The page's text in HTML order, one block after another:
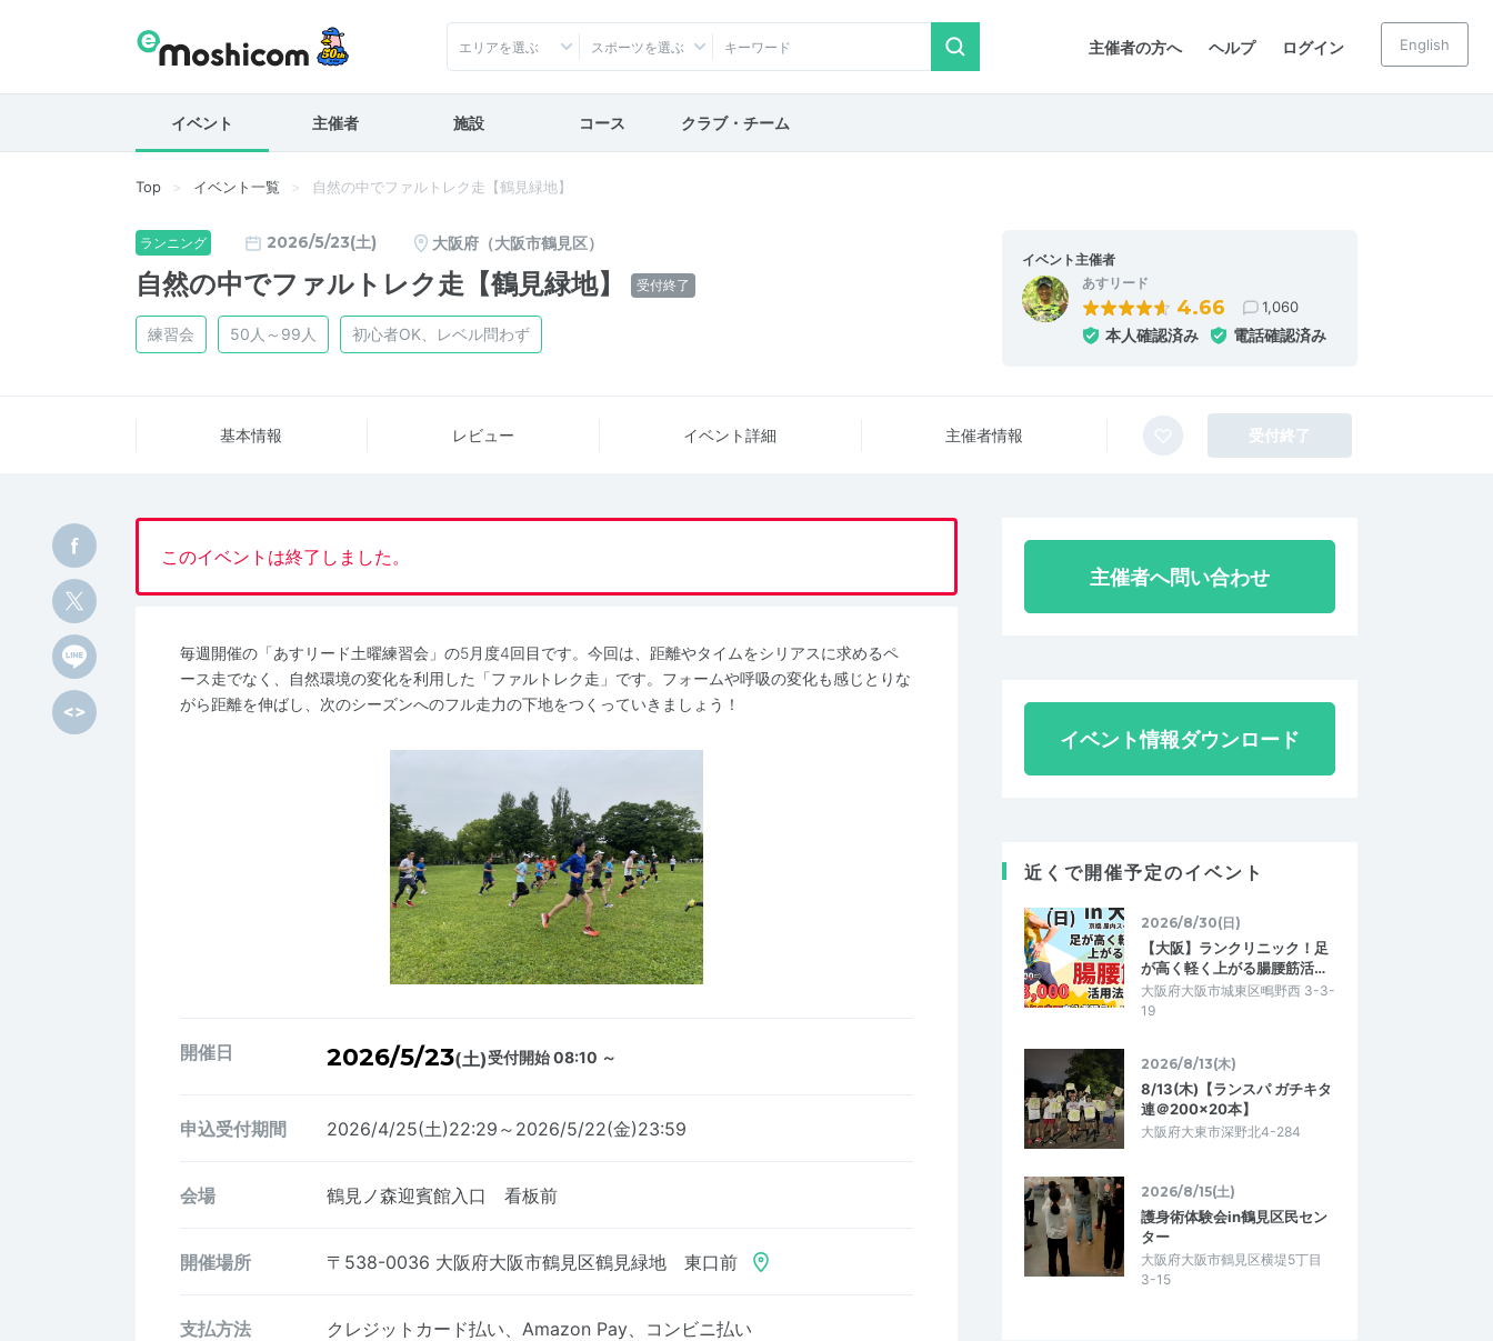
主催者の方へ ヘルプ ログイン
エリアを選ぶ スポーツを選ぶ English
イベント 主催者 施設 コース クラブ・チーム
Top イベント一覧 自然の中でファルトレク走【鶴見緑地】
ランニング 2026/5/23(土) 大阪府（大阪市鶴見区）
自然の中でファルトレク走【鶴見緑地】 受付終了
練習会 50人～99人 初心者OK、レベル問わず
イベント主催者
あすリード
4.66 1,060
本人確認済み 電話確認済み
基本情報 レビュー イベント詳細 主催者情報 受付終了
このイベントは終了しました。
毎週開催の「あすリード土曜練習会」の5月度4回目です。今回は、距離やタイムをシリアスに求めるペ
ース走でなく、自然環境の変化を利用した「ファルトレク走」です。フォームや呼吸の変化も感じとりな
がら距離を伸ばし、次のシーズンへのフル走力の下地をつくっていきましょう！
開催日 2026/5/23(土)受付開始 08:10 ～
申込受付期間 2026/4/25(土)22:29～2026/5/22(金)23:59
会場 鶴見ノ森迎賓館入口 看板前
開催場所 〒538-0036 大阪府大阪市鶴見区鶴見緑地 東口前
支払方法 クレジットカード払い、Amazon Pay、コンビニ払い
主催者へ問い合わせ
イベント情報ダウンロード
近くで開催予定のイベント
2026/8/30(日)
【大阪】ランクリニック！足
が高く軽く上がる腸腰筋活…
大阪府大阪市城東区鴫野西 3-3-
19
2026/8/13(木)
8/13(木)【ランスパ ガチキタ
連＠200×20本】
大阪府大東市深野北4-284
2026/8/15(土)
護身術体験会in鶴見区民セン
ター
大阪府大阪市鶴見区横堤5丁目
3-15